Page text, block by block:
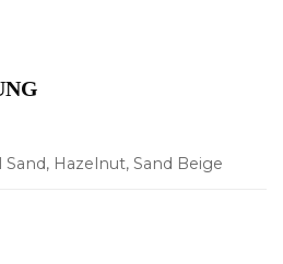
Sand, Hazelnut, Sand Beige